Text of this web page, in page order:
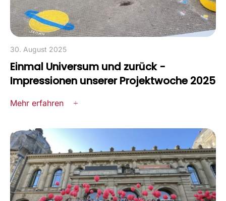
30. August 2025
Einmal Universum und zurück -
Impressionen unserer Projektwoche 2025
Mehr erfahren